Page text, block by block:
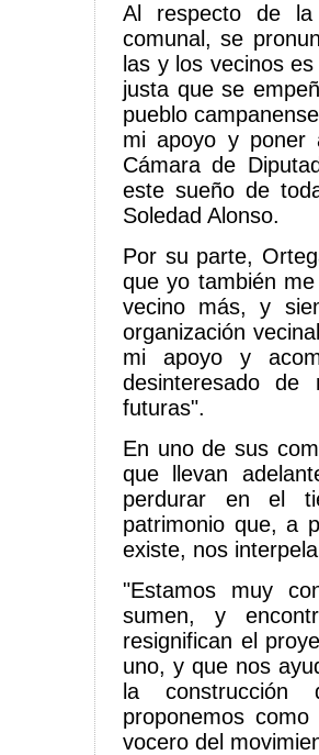
Al respecto de
comunal, se
las y los vecinos
justa que se
pueblo
mi apoyo y poner
Cámara de
este sueño de
Soledad Alonso.
Por su parte,
que yo también
vecino más, y
organización
mi apoyo y
desinteresado de
futuras".
En uno de sus
que llevan
perdurar en el
patrimonio que, a
existe, nos
"Estamos muy
sumen, y
resignifican el
uno, y que nos
la construcción
proponemos
vocero del